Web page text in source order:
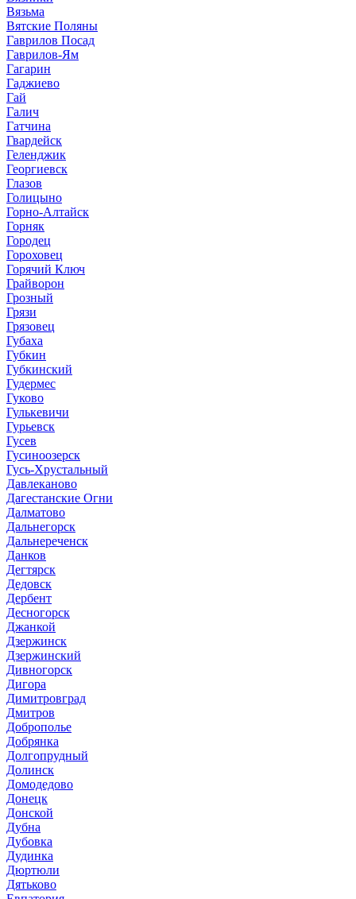
Вязьма
Вятские Поляны
Гаврилов Посад
Гаврилов-Ям
Гагарин
Гаджиево
Гай
Галич
Гатчина
Гвардейск
Геленджик
Георгиевск
Глазов
Голицыно
Горно-Алтайск
Горняк
Городец
Гороховец
Горячий Ключ
Грайворон
Грозный
Грязи
Грязовец
Губаха
Губкин
Губкинский
Гудермес
Гуково
Гулькевичи
Гурьевск
Гусев
Гусиноозерск
Гусь-Хрустальный
Давлеканово
Дагестанские Огни
Далматово
Дальнегорск
Дальнереченск
Данков
Дегтярск
Дедовск
Дербент
Десногорск
Джанкой
Дзержинск
Дзержинский
Дивногорск
Дигора
Димитровград
Дмитров
Доброполье
Добрянка
Долгопрудный
Долинск
Домодедово
Донецк
Донской
Дубна
Дубовка
Дудинка
Дюртюли
Дятьково